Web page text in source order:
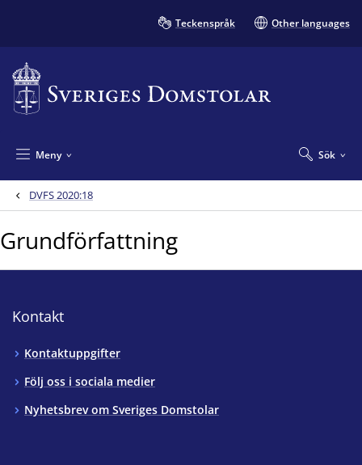
Teckenspråk Other languages
Sök
Meny
DVFS 2020:18
Grundförfattning
Kontakt
Kontaktuppgifter
Följ oss i sociala medier
Nyhetsbrev om Sveriges Domstolar